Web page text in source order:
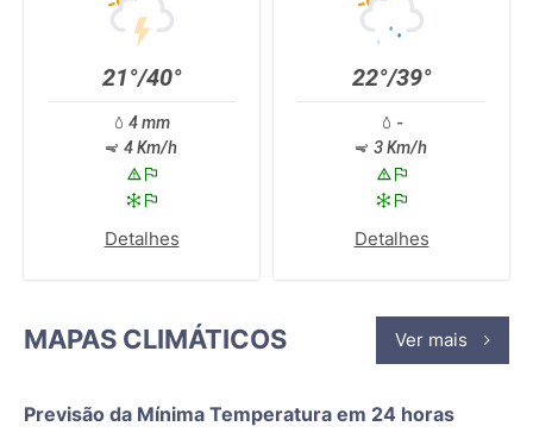
21°/40°
4 mm
4 Km/h
Detalhes
22°/39°
-
3 Km/h
Detalhes
MAPAS CLIMÁTICOS Ver mais
Previsão da Mínima Temperatura em 24 horas